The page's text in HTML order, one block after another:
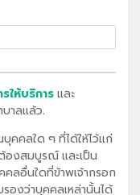
รให้บริการ และ
าลแล้ว.
คคลใด ๆ ที่ได้ให้ไว้แก่
องสมบูรณ์ และเป็น
ลอื่นใดที่ข้าพเจ้ากรอก
รองว่าบุคคลเหล่านั้นได้